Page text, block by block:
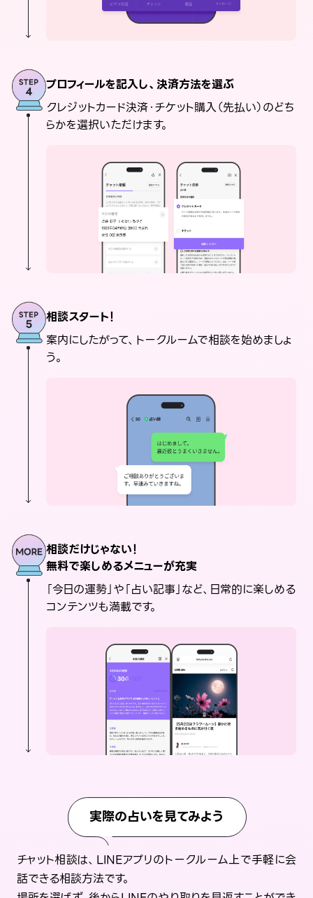
プロフィールを記入し、決済方法を選ぶ
クレジットカード決済・チケット購入（先払い）のどち
らかを選択いただけます。
相談スタート！
案内にしたがって、トークルームで相談を始めましょ
う。
相談だけじゃない！
無料で楽しめるメニューが充実
「今日の運勢」や「占い記事」など、日常的に楽しめる
コンテンツも満載です。
実際の占いを見てみよう
チャット相談は、LINEアプリのトークルーム上で手軽に会
話できる相談方法です。